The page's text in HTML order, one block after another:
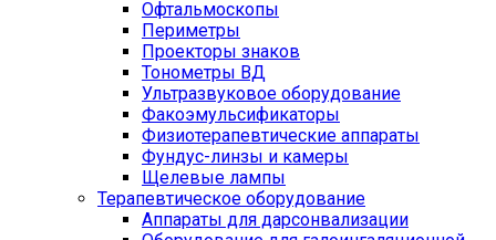
Офтальмоскопы
Периметры
Проекторы знаков
Тонометры ВД
Ультразвуковое оборудование
Факоэмульсификаторы
Физиотерапевтические аппараты
Фундус-линзы и камеры
Щелевые лампы
Терапевтическое оборудование
Аппараты для дарсонвализации